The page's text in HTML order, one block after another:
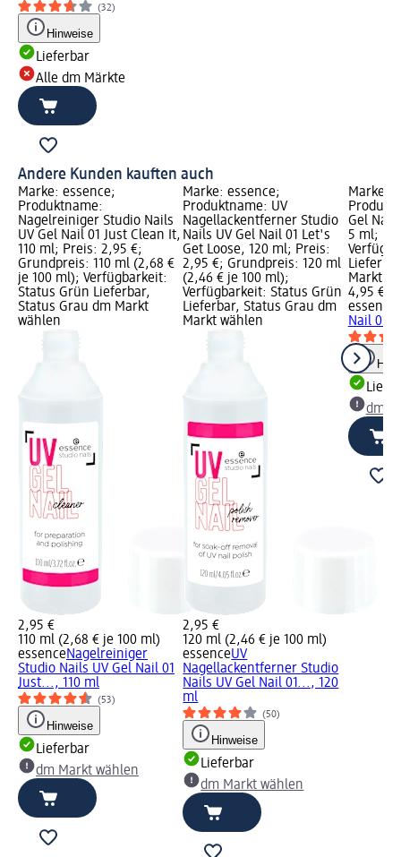
(32)
Hinweise
Lieferbar
Alle dm Märkte
Andere Kunden kauften auch
Marke: essence;
Produktname:
Nagelreiniger Studio Nails
UV Gel Nail 01 Just Clean It,
110 ml; Preis: 2,95 €;
Grundpreis: 110 ml (2,68 €
je 100 ml); Verfügbarkeit:
Status Grün Lieferbar,
Status Grau dm Markt
wählen
2,95 €
110 ml (2,68 € je 100 ml)
essenceNagelreiniger
Studio Nails UV Gel Nail 01
Just..., 110 ml
(53)
Hinweise
Lieferbar
dm Markt wählen
Marke: essence;
Produktname: UV
Nagellackentferner Studio
Nails UV Gel Nail 01 Let's
Get Loose, 120 ml; Preis:
2,95 €; Grundpreis: 120 ml
(2,46 € je 100 ml);
Verfügbarkeit: Status Grün
Lieferbar, Status Grau dm
Markt wählen
2,95 €
120 ml (2,46 € je 100 ml)
essenceUV
Nagellackentferner Studio
Nails UV Gel Nail 01..., 120
ml
(50)
Hinweise
Lieferbar
dm Markt wählen
Marke:
Gel Nail
5 ml;
Markt
4,95 €
essence
Nail 01
dm